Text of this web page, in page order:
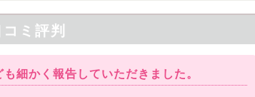
ミ評判
細かく報告していただきました。